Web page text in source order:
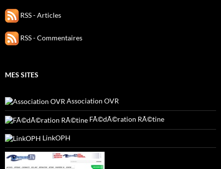
RSS - Articles
RSS - Commentaires
MES SITES
Association OVR
FÃ©dÃ©ration RÃ©tine
LinkOPH